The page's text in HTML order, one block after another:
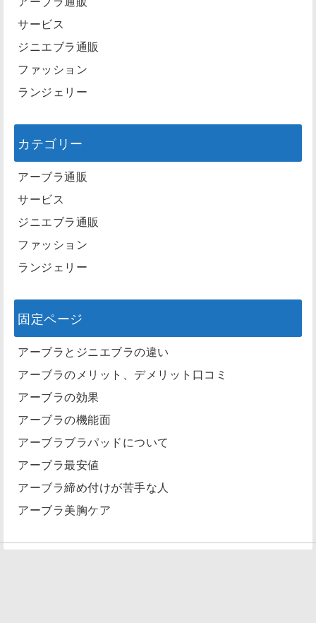
サービス
ジニエブラ通販
ファッション
ランジェリー
カテゴリー
アーブラ通販
サービス
ジニエブラ通販
ファッション
ランジェリー
固定ページ
アーブラとジニエブラの違い
アーブラのメリット、デメリット口コミ
アーブラの効果
アーブラの機能面
アーブラブラパッドについて
アーブラ最安値
アーブラ締め付けが苦手な人
アーブラ美胸ケア